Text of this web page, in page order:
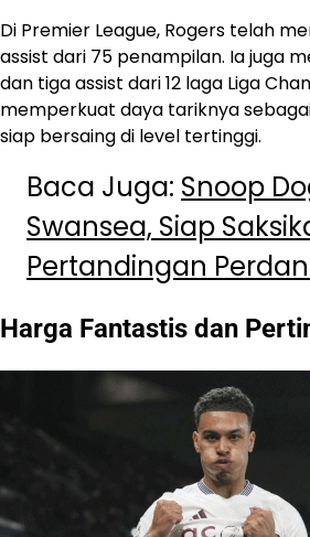
Di Premier League, Rogers telah
assist dari 75 penampilan. Ia juga
dan tiga assist dari 12 laga Liga
memperkuat daya tariknya
siap bersaing di level tertinggi.
Baca Juga: Snoop
Swansea, Siap
Pertandingan
Harga Fantastis dan